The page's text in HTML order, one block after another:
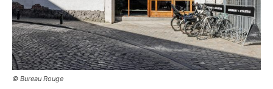
© Bureau Rouge